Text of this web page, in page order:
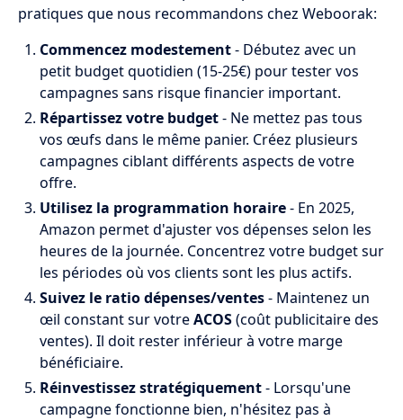
pratiques que nous recommandons chez Weboorak:
Commencez modestement- Débutez avec un
petit budget quotidien (15-25€) pour tester vos
campagnes sans risque financier important.
Répartissez votre budget- Ne mettez pas tous
vos œufs dans le même panier. Créez plusieurs
campagnes ciblant différents aspects de votre
offre.
Utilisez la programmation horaire- En 2025,
Amazon permet d'ajuster vos dépenses selon les
heures de la journée. Concentrez votre budget sur
les périodes où vos clients sont les plus actifs.
Suivez le ratio dépenses/ventes- Maintenez un
œil constant sur votreACOS(coût publicitaire des
ventes). Il doit rester inférieur à votre marge
bénéficiaire.
Réinvestissez stratégiquement- Lorsqu'une
campagne fonctionne bien, n'hésitez pas à